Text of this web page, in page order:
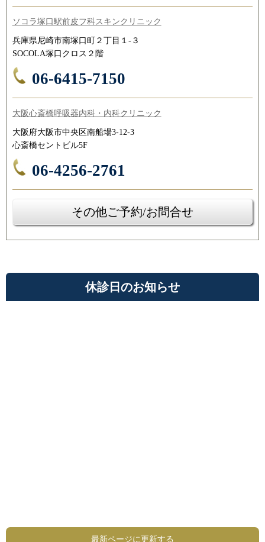
ソコラ塚口駅前皮フ科スキンクリニック
兵庫県尼崎市南塚口町２丁目１-３
SOCOLA塚口クロス２階
06-6415-7150
大阪心斎橋呼吸器内科・内科クリニック
大阪府大阪市中央区南船場3-12-3
心斎橋セントビル5F
06-4256-2761
その他ご予約/お問合せ
休診日のお知らせ
最新ページに更新する